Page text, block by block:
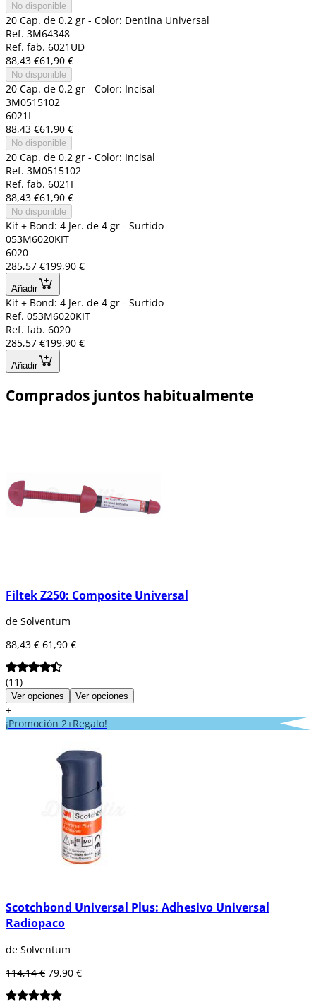
No disponible
20 Cap. de 0.2 gr - Color: Dentina Universal
Ref. 3M64348
Ref. fab. 6021UD
88,43 €61,90 €
No disponible
20 Cap. de 0.2 gr - Color: Incisal
3M0515102
6021I
88,43 €61,90 €
No disponible
20 Cap. de 0.2 gr - Color: Incisal
Ref. 3M0515102
Ref. fab. 6021I
88,43 €61,90 €
No disponible
Kit + Bond: 4 Jer. de 4 gr - Surtido
053M6020KIT
6020
285,57 €199,90 €
Añadir
Kit + Bond: 4 Jer. de 4 gr - Surtido
Ref. 053M6020KIT
Ref. fab. 6020
285,57 €199,90 €
Añadir
Comprados juntos habitualmente
Filtek Z250: Composite Universal
de Solventum
88,43 € 61,90 €
(11)
Ver opciones Ver opciones
+
¡Promoción 2+Regalo!
Scotchbond Universal Plus: Adhesivo Universal
Radiopaco
de Solventum
114,14 € 79,90 €